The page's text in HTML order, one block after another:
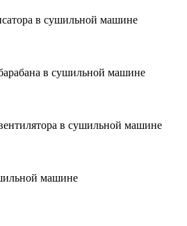
в сушильной машине
в сушильной машине
в сушильной машине
машине